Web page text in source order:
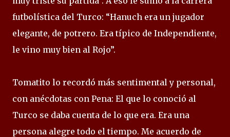
futbolística del Turco: “Hanuch era un jugador
elegante, de potrero. Era típico de Independiente,
le vino muy bien al Rojo”.
Tomatito lo recordó más sentimental y personal,
con anécdotas con Pena: El que lo conoció al
Turco se daba cuenta de lo que era. Era una
persona alegre todo el tiempo. Me acuerdo de